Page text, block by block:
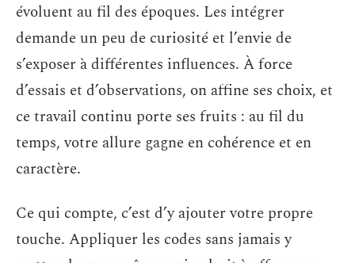
évoluent au fil des époques. Les intégrer
demande un peu de curiosité et l’envie de
s’exposer à différentes influences. À force
d’essais et d’observations, on affine ses choix, et
ce travail continu porte ses fruits : au fil du
temps, votre allure gagne en cohérence et en
caractère.
Ce qui compte, c’est d’y ajouter votre propre
touche. Appliquer les codes sans jamais y